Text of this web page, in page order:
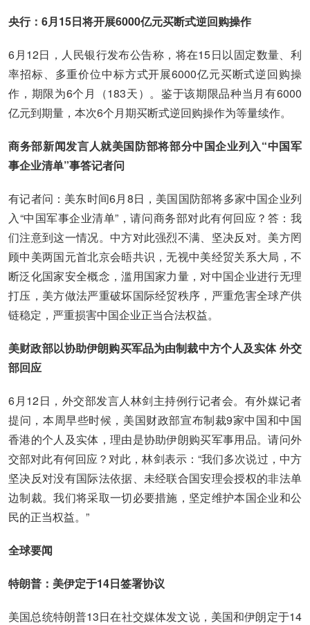
央行：6月15日将开展6000亿元买断式逆回购操作
6月12日，人民银行发布公告称，将在15日以固定数量、利
率招标、多重价位中标方式开展6000亿元买断式逆回购操
作，期限为6个月（183天）。鉴于该期限品种当月有6000
亿元到期量，本次6个月期买断式逆回购操作为等量续作。
商务部新闻发言人就美国防部将部分中国企业列入“中国军
事企业清单”事答记者问
有记者问：美东时间6月8日，美国国防部将多家中国企业列
入“中国军事企业清单”，请问商务部对此有何回应？答：我
们注意到这一情况。中方对此强烈不满、坚决反对。美方罔
顾中美两国元首北京会晤共识，无视中美经贸关系大局，不
断泛化国家安全概念，滥用国家力量，对中国企业进行无理
打压，美方做法严重破坏国际经贸秩序，严重危害全球产供
链稳定，严重损害中国企业正当合法权益。
美财政部以协助伊朗购买军品为由制裁中方个人及实体 外交
部回应
6月12日，外交部发言人林剑主持例行记者会。有外媒记者
提问，本周早些时候，美国财政部宣布制裁9家中国和中国
香港的个人及实体，理由是协助伊朗购买军事用品。请问外
交部对此有何回应？对此，林剑表示：“我们多次说过，中方
坚决反对没有国际法依据、未经联合国安理会授权的非法单
边制裁。我们将采取一切必要措施，坚定维护本国企业和公
民的正当权益。”
全球要闻
特朗普：美伊定于14日签署协议
美国总统特朗普13日在社交媒体发文说，美国和伊朗定于14